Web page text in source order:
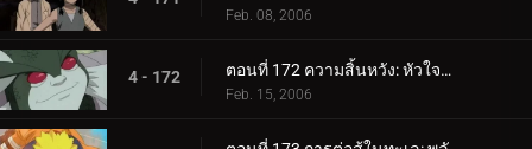
Feb. 08, 2006
4 - 172 ตอนที่ 172 ความสิ้นหวัง: หัวใจที่แตกร้าว
Feb. 15, 2006